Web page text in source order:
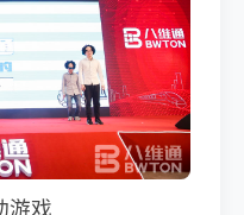
游戏